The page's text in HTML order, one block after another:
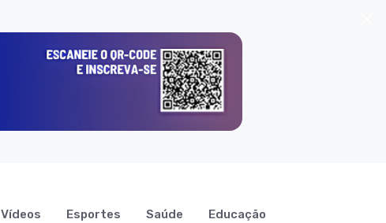
Vídeos Esportes Saúde Educação